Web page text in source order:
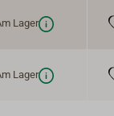
Lager
Lager